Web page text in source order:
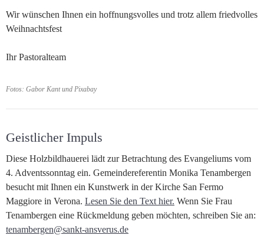
Wir wünschen Ihnen ein hoffnungsvolles und trotz allem friedvolles
Weihnachtsfest
Ihr Pastoralteam
Fotos: Gabor Kant und Pixabay
Geistlicher Impuls
Diese Holzbildhauerei lädt zur Betrachtung des Evangeliums vom
4. Adventssonntag ein. Gemeindereferentin Monika Tenambergen
besucht mit Ihnen ein Kunstwerk in der Kirche San Fermo
Maggiore in Verona. Lesen Sie den Text hier. Wenn Sie Frau
Tenambergen eine Rückmeldung geben möchten, schreiben Sie an:
tenambergen@sankt-ansverus.de